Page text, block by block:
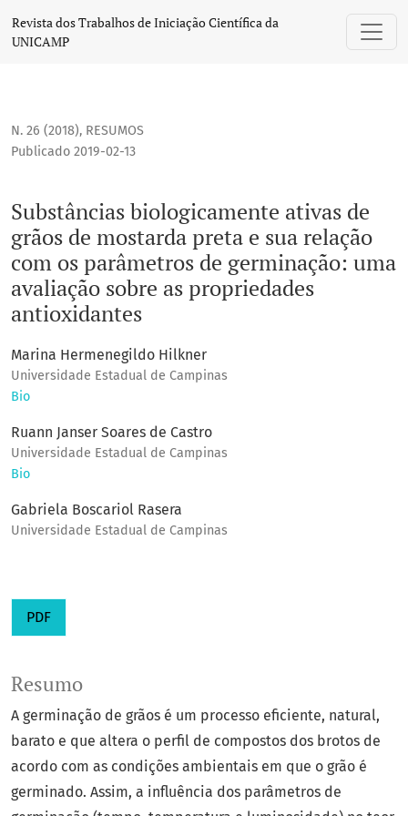
Substâncias biologicamente ativas de grãos de mostarda
Revista dos Trabalhos de Iniciação Científica da
UNICAMP
N. 26 (2018), RESUMOS
Substâncias biologicamente ativas de
grãos de mostarda preta e sua relação
com os parâmetros de germinação: uma
avaliação sobre as propriedades
antioxidantes
Publicado 2019-02-13
Marina Hermenegildo Hilkner
Universidade Estadual de Campinas
Bio
Ruann Janser Soares de Castro
Universidade Estadual de Campinas
Bio
Gabriela Boscariol Rasera
Universidade Estadual de Campinas
PDF
Resumo
A germinação de grãos é um processo eficiente, natural,
barato e que altera o perfil de compostos dos brotos de
acordo com as condições ambientais em que o grão é
germinado. Assim, a influência dos parâmetros de